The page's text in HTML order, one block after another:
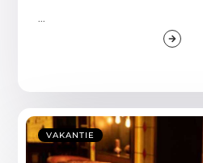
VAKANTIE